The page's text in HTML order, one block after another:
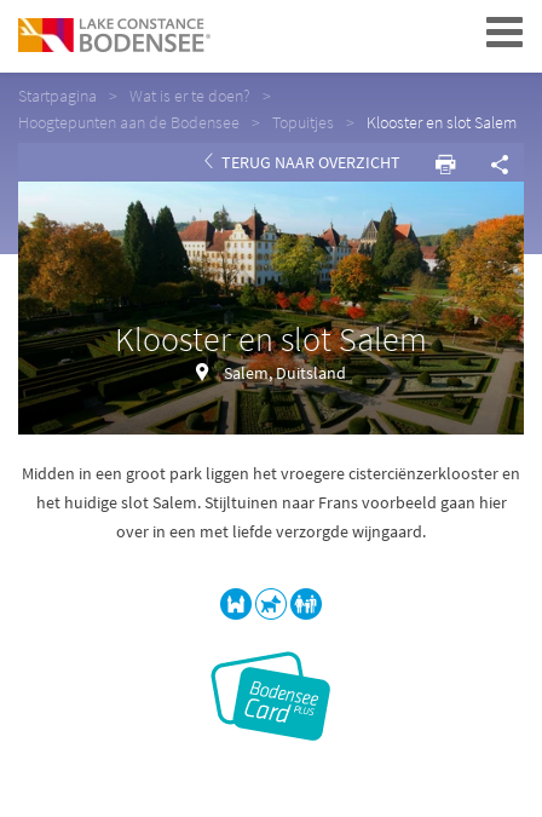
Navigation
Startpagina
Wat is er te doen?
Hoogtepunten aan de Bodensee
Topuitjes
Klooster en slot Salem
TERUG NAAR OVERZICHT
Klooster en slot Salem
Salem, Duitsland
Midden in een groot park liggen het vroegere cisterciënzerklooster en
het huidige slot Salem. Stijltuinen naar Frans voorbeeld gaan hier
over in een met liefde verzorgde wijngaard.